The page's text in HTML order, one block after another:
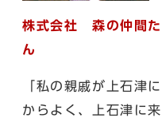
株式会社 森の仲間
ん
「私の親戚が上石津
からよく、上石津に